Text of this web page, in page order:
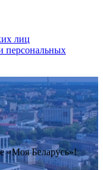
лиц
персональных
«Моя Беларусь»!